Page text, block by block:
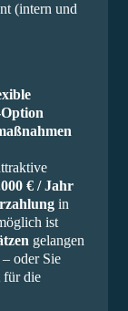
(intern und
€ / Jahr
in
ist
gelangen
oder Sie
für die